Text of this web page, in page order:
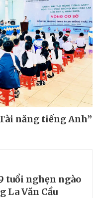
năng tiếng Anh”
tuổi nghẹn ngào
La Văn Cầu